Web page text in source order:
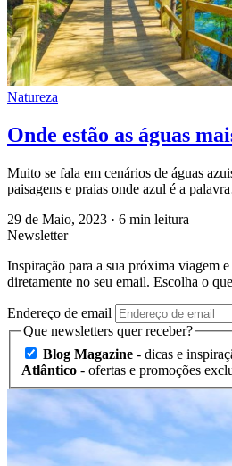
Natureza
Onde estão as águas
Muito se fala em cenários de águas
paisagens e praias onde azul é a
29 de Maio, 2023 · 6 min leitura
Newsletter
Inspiração para a sua próxima viagem
diretamente no seu email. Escolha o
Endereço de email
Que newsletters quer receber?
Blog Magazine - dicas e
Atlântico - ofertas e promoções